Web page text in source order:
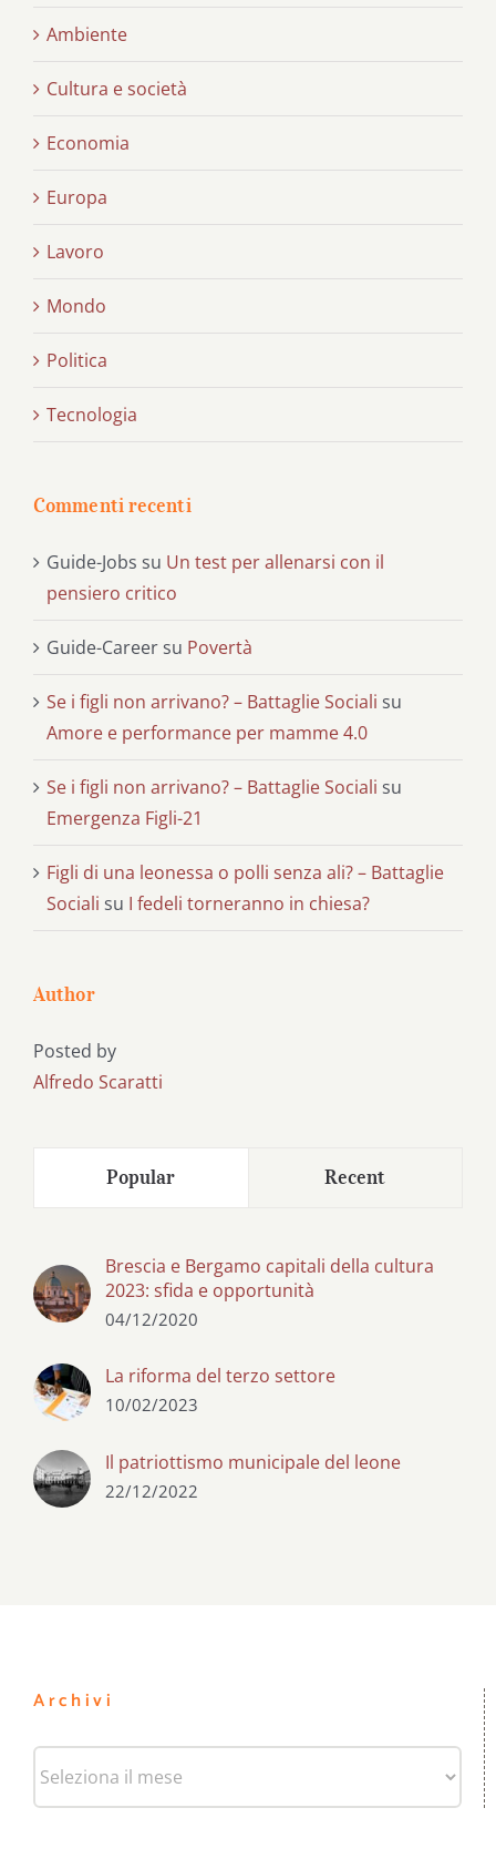
Ambiente
Cultura e società
Economia
Europa
Lavoro
Mondo
Politica
Tecnologia
Commenti recenti
Guide-Jobs su Un test per allenarsi con il
pensiero critico
Guide-Career su Povertà
Se i figli non arrivano? – Battaglie Sociali su
Amore e performance per mamme 4.0
Se i figli non arrivano? – Battaglie Sociali su
Emergenza Figli-21
Figli di una leonessa o polli senza ali? – Battaglie
Sociali su I fedeli torneranno in chiesa?
Author
Posted by
Alfredo Scaratti
Popular Recent
Brescia e Bergamo capitali della cultura
2023: sfida e opportunità
04/12/2020
La riforma del terzo settore
10/02/2023
Il patriottismo municipale del leone
22/12/2022
Archivi